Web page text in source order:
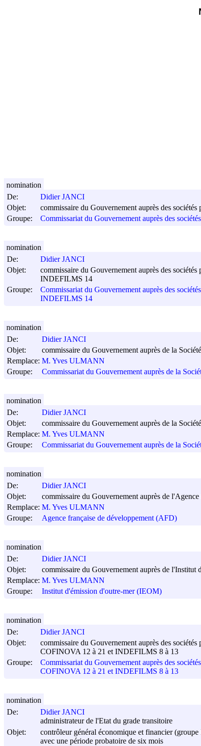
De:
Didier JANCI
Objet:
commissaire du Gouvernement auprès des
Groupe:
Commissariat du Gouvernement auprès des
nomination
De:
Didier JANCI
Objet:
commissaire du Gouvernement auprès des
INDEFILMS 14
Groupe:
Commissariat du Gouvernement auprès des
INDEFILMS 14
nomination
De:
Didier JANCI
Objet:
commissaire du Gouvernement auprès de la
Remplace: M. Yves ULMANN
Groupe:
Commissariat du Gouvernement auprès de la
nomination
De:
Didier JANCI
Objet:
commissaire du Gouvernement auprès de la
Remplace: M. Yves ULMANN
Groupe:
Commissariat du Gouvernement auprès de la
nomination
De:
Didier JANCI
Objet:
commissaire du Gouvernement auprès de
Remplace: M. Yves ULMANN
Groupe:
Agence française de développement (AFD)
nomination
De:
Didier JANCI
Objet:
commissaire du Gouvernement auprès de l'Institut
Remplace: M. Yves ULMANN
Groupe:
Institut d'émission d'outre-mer (IEOM)
nomination
De:
Didier JANCI
Objet:
commissaire du Gouvernement auprès des
COFINOVA 12 à 21 et INDEFILMS 8 à 13
Groupe:
Commissariat du Gouvernement auprès des
COFINOVA 12 à 21 et INDEFILMS 8 à 13
nomination
De:
Didier JANCI
administrateur de l'Etat du grade transitoire
Objet:
contrôleur général économique et financier
avec une période probatoire de six mois
nomination